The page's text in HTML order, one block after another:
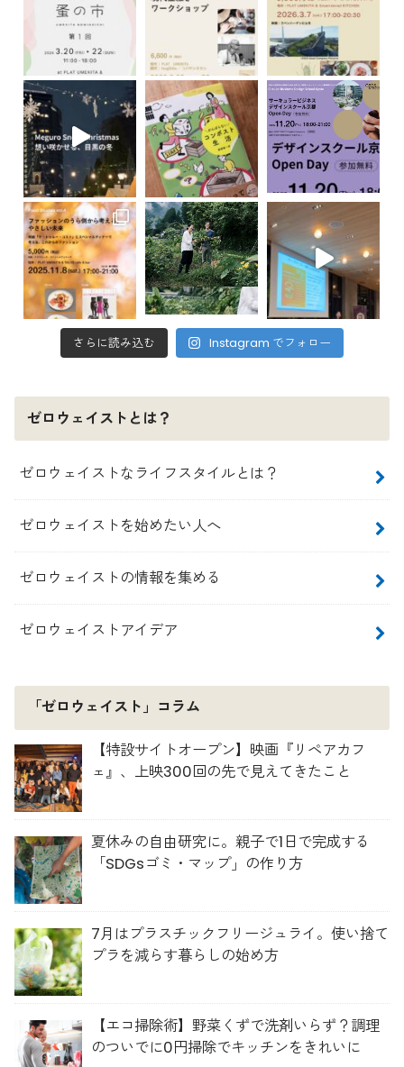
さらに読み込む Instagram でフォロー
ゼロウェイストとは？
ゼロウェイストなライフスタイルとは？
ゼロウェイストを始めたい人へ
ゼロウェイストの情報を集める
ゼロウェイストアイデア
「ゼロウェイスト」コラム
【特設サイトオープン】映画『リペアカフ
ェ』、上映300回の先で見えてきたこと
夏休みの自由研究に。親子で1日で完成する
「SDGsゴミ・マップ」の作り方
7月はプラスチックフリージュライ。使い捨て
プラを減らす暮らしの始め方
【エコ掃除術】野菜くずで洗剤いらず？調理
のついでに0円掃除でキッチンをきれいに